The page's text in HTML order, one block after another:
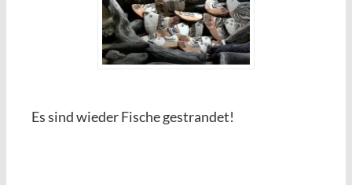
Es sind wieder Fische gestrandet!